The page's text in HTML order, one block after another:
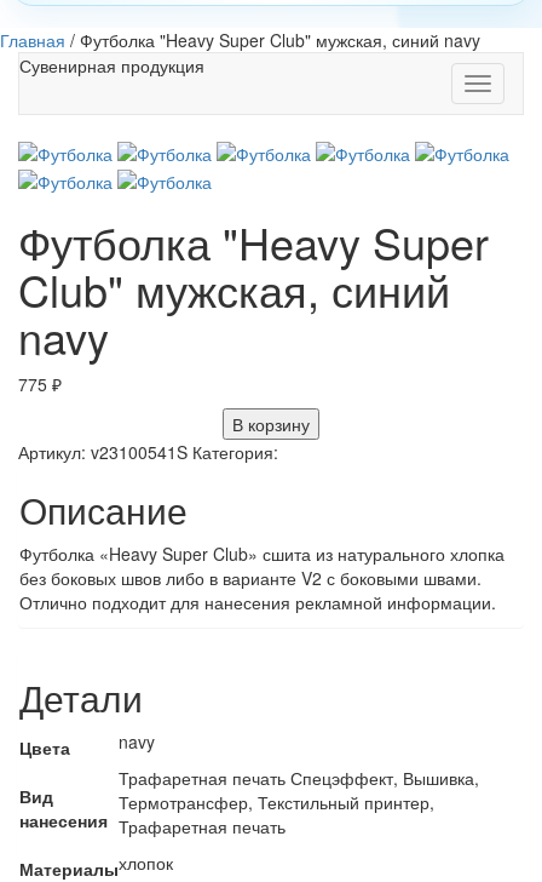
Главная / Футболка "Heavy Super Club" мужская, синий navy
Toggle
Сувенирная продукция
Футболка "Heavy Super
Club" мужская, синий
navy
775 ₽
В корзину
Артикул: v23100541S Категория:
Описание
Футболка «Heavy Super Club» сшита из натурального хлопка
без боковых швов либо в варианте V2 с боковыми швами.
Отлично подходит для нанесения рекламной информации.
Детали
Цвета navy
Вид
нанесения
Трафаретная печать Спецэффект, Вышивка,
Термотрансфер, Текстильный принтер,
Трафаретная печать
Материалыхлопок